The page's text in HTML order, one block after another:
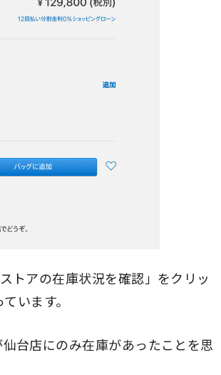
トアの在庫状況を確認」をクリッ
います。
台店にのみ在庫があったことを思